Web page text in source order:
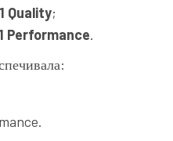
Quality;
Performance.